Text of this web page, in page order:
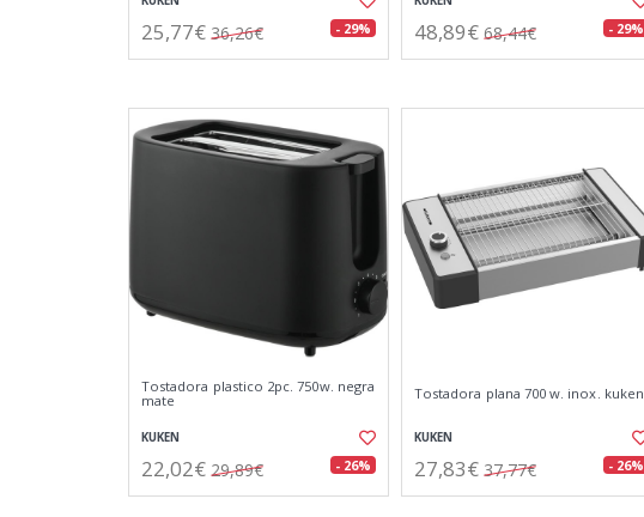
25,77€ 36,26€ - 29% 48,89€ 68,44€ - 29%
Tostadora plastico 2pc. 750w. negra
mate
KUKEN
22,02€ 29,89€ - 26%
Tostadora plana 700 w. inox. kuken
KUKEN
27,83€ 37,77€ - 26%